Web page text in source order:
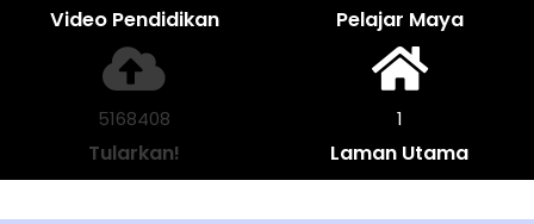
Video Pendidikan Pelajar Maya
5357996
Tularkan!
1
Laman Utama